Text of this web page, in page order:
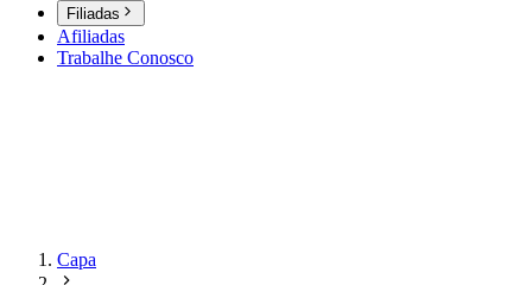
Filiadas
Afiliadas
Trabalhe Conosco
Capa